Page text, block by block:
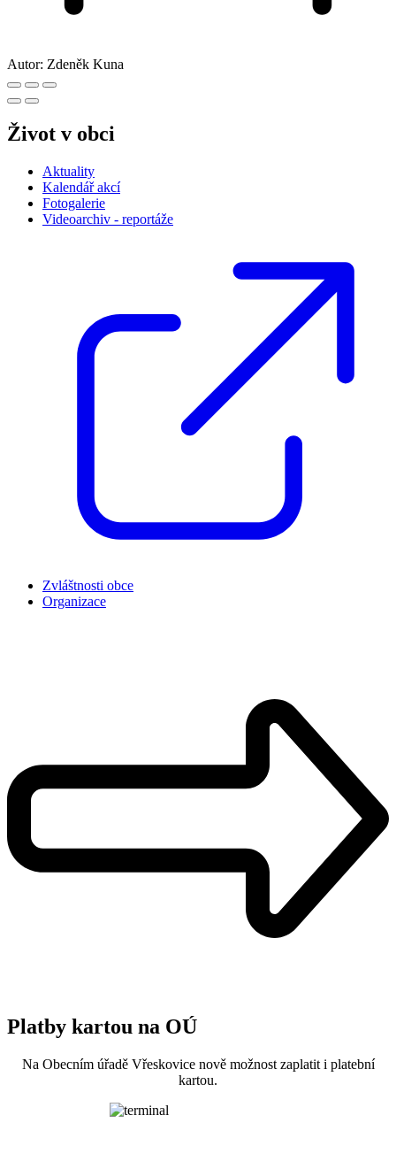
Autor: Zdeněk Kuna
Život v obci
Aktuality
Kalendář akcí
Fotogalerie
Videoarchiv - reportáže
Zvláštnosti obce
Organizace
Platby kartou na OÚ
Na Obecním úřadě Vřeskovice nově možnost zaplatit i platební
kartou.